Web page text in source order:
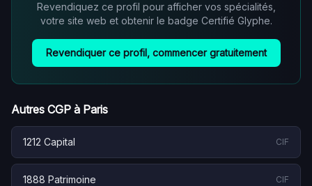
Revendiquez ce profil pour afficher vos spécialités,
votre site web et obtenir le badge Certifié Glyphe.
Revendiquer ce profil, commencer gratuitement
Autres CGP à Paris
1212 Capital CIF
1888 Patrimoine CIF